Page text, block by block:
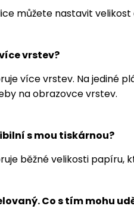
můžete nastavit
vrstev?
více vrstev. Na jediné
na obrazovce vrstev.
s mou tiskárnou?
běžné velikosti papíru,
Co s tím mohu